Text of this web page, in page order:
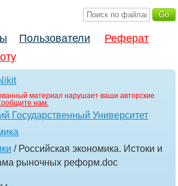
Пользователи
Реферат
материал нарушает ваши авторские
нам.
Государственный Университет
/ Российская экономика. Истоки и
рыночных реформ.doc